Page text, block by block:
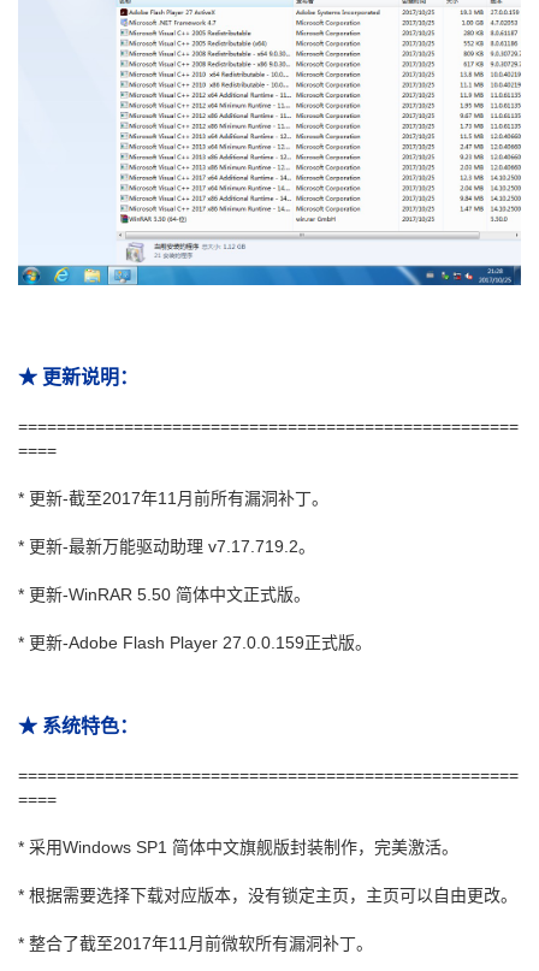
★ 更新说明：
====================================================
====
* 更新-截至2017年11月前所有漏洞补丁。
* 更新-最新万能驱动助理 v7.17.719.2。
* 更新-WinRAR 5.50 简体中文正式版。
* 更新-Adobe Flash Player 27.0.0.159正式版。
★ 系统特色：
====================================================
====
* 采用Windows SP1 简体中文旗舰版封装制作，完美激活。
* 根据需要选择下载对应版本，没有锁定主页，主页可以自由更改。
* 整合了截至2017年11月前微软所有漏洞补丁。